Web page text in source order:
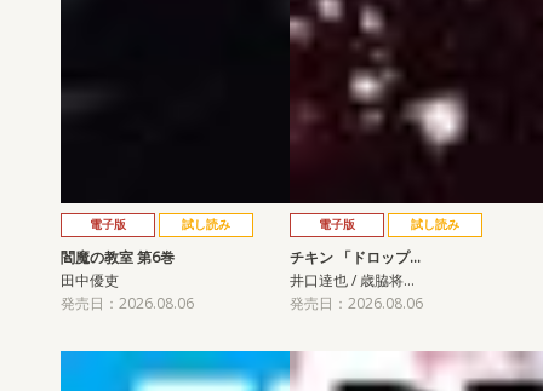
電子版 試し読み
閻魔の教室 第6巻
田中優吏
発売日：2026.08.06
電子版 試し読み
チキン 「ドロップ…
井口達也 / 歳脇将…
発売日：2026.08.06